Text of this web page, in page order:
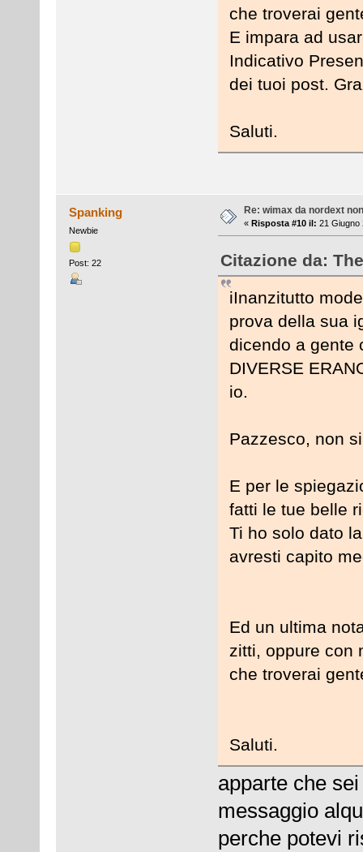
che troverai
E impara ad
Indicativo
dei tuoi post.
Saluti.
Spanking
Newbie
Post: 22
Re: wimax da nordext
« Risposta #10 il: 21 Giugno
Citazione da:
iInanzitutto
prova della sua
dicendo a gente
DIVERSE
io.
Pazzesco, non
E per le
fatti le tue belle
Ti ho solo dato
avresti capito
Ed un ultima
zitti, oppure con
che troverai
Saluti.
apparte che
messaggio
perche potevi